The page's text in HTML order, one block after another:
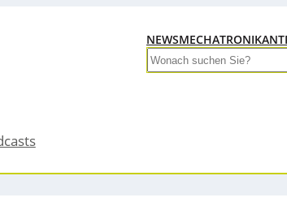
NEWSMECHATRONIK
Search